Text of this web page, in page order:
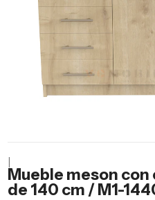
Mueble meson
de 140 cm / M1-